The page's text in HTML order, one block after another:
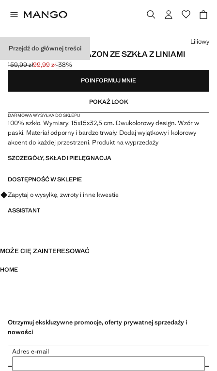
Przejdź do głównej treści
DUŻY KOLOROWY WAZON ZE SZKŁA Z LINIAMI
Skreślona cena początkowa [159,99 zł ]
159,99 zł
Aktualna cena [99,99 zł ]
99,99 zł-38%
Wybierz kolor
Liliowy
POINFORMUJ MNIE
POKAŻ LOOK
DARMOWA WYSYŁKA DO SKLEPU
100% szkło. Wymiary: 15x15x32,5 cm. Dwukolorowy design. Wzór w
paski. Materiał odporny i bardzo trwały. Dodaj wyjątkowy i kolorowy
akcent do każdej przestrzeni. Produkt na wyprzedaży
SZCZEGÓŁY, SKŁAD I PIELĘGNACJA
DOSTĘPNOŚĆ W SKLEPIE
Zapytaj o wysyłkę, zwroty i inne kwestie
ASSISTANT
MOŻE CIĘ ZAINTERESOWAĆ
HOME
Otrzymuj ekskluzywne promocje, oferty prywatnej sprzedaży i
nowości
Adres e-mail